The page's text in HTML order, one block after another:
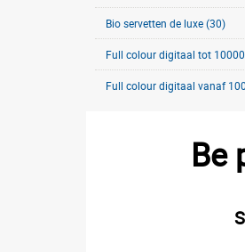
Bio servetten de luxe (30)
Full colour digitaal tot
Full colour digitaal vanaf
Be